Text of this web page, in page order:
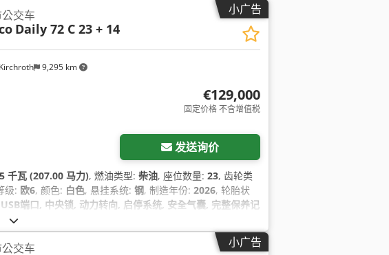
小广告
9,295 km
交车
Daily 72 C 23 + 14
€129,000
固定价格 不含增值税
发送询价
千瓦 (207.00 马力), 燃油类型: 柴油, 座位数量: 23, 齿轮类
级: 欧6, 颜色: 白色, 悬挂系统: 钢, 制造年份: 2026, 轮胎状
端口, 中央锁, 动力转向, 启停系统, 安全气囊, 完整保养记
电子稳定程序 (ESP), 盲点辅助系统, 空调, 蓝牙, 车载电脑,
）, 附加前照灯, 雾灯, 非吸烟车辆,
小广告
交车